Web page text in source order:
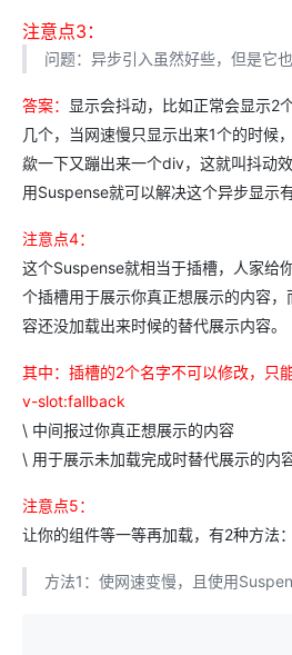
注意点3：
问题：异步引入虽然好些，但是它
答案：
显示会抖动，比如正常会显示2
几个，当网速慢只显示出来1个的时候
歘一下又蹦出来一个div，这就叫抖动
用Suspense就可以解决这个异步显示
注意点4：
这个Suspense就相当于插槽，人家给
个插槽用于展示你真正想展示的内容
容还没加载出来时候的替代展示内容。
其中：插槽的2个名字不可以修改，只
v-slot:fallback
\ 中间报过你真正想展示的内容
\ 用于展示未加载完成时替代展示的内
注意点5：
让你的组件等一等再加载，有2种方法：
方法1：使网速变慢，且使用